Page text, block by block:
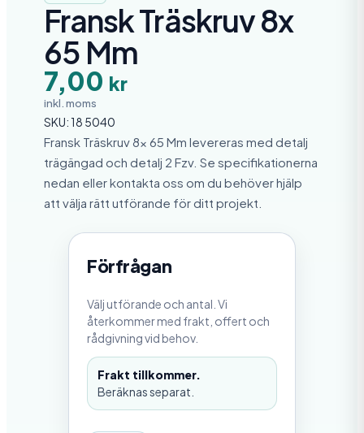
Fransk Träskruv 8x
65 Mm
7,00 kr
inkl. moms
SKU:18 5040
Fransk Träskruv 8x 65 Mm levereras med detalj
trägängad och detalj 2 Fzv. Se specifikationerna
nedan eller kontakta oss om du behöver hjälp
att välja rätt utförande för ditt projekt.
Förfrågan
Välj utförande och antal. Vi
återkommer med frakt, offert och
rådgivning vid behov.
Frakt tillkommer.
Beräknas separat.